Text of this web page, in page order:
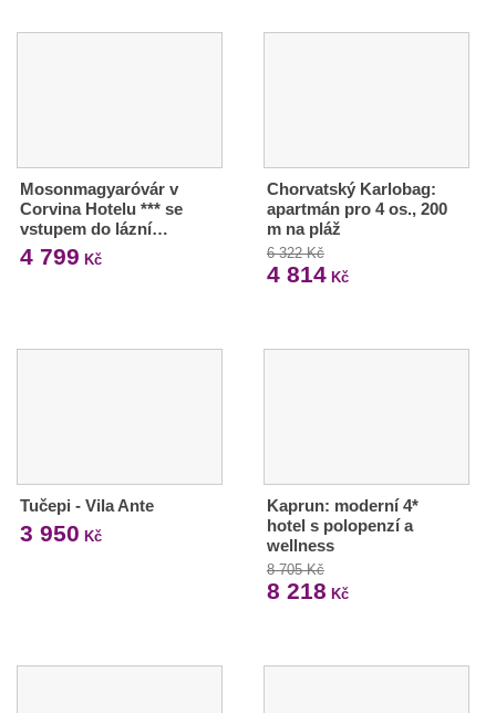
Mosonmagyaróvár v
Corvina Hotelu *** se
vstupem do lázní…
4 799 Kč
Chorvatský Karlobag:
apartmán pro 4 os., 200
m na pláž
6 322 Kč
4 814Kč
Tučepi - Vila Ante
3 950 Kč
Kaprun: moderní 4*
hotel s polopenzí a
wellness
8 705 Kč
8 218 Kč